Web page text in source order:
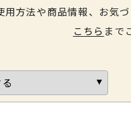
用方法や商品情報、お気
こちら まで